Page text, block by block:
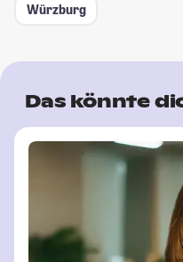
Würzburg
Das könnte